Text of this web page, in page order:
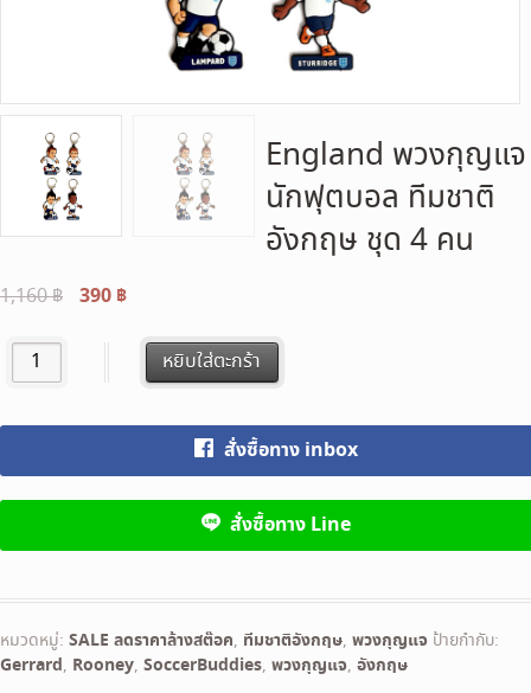
England พวงกุญแจ
นักฟุตบอล ทีมชาติ
อังกฤษ ชุด 4 คน
1,160฿
Original
1,160 ฿.
390 ฿Current
390 ฿.
England พวงกุญแจนักฟุตบอล ทีมชาติอังกฤษ ชุด 4 คน quantity
หยิบใส่ตะกร้า
สั่งซื้อทาง inbox
สั่งซื้อทาง Line
หมวดหมู่: SALE ลดราคาล้างสต๊อค, ทีมชาติอังกฤษ, พวงกุญแจ ป้ายกำกับ:
Gerrard, Rooney, SoccerBuddies, พวงกุญแจ, อังกฤษ